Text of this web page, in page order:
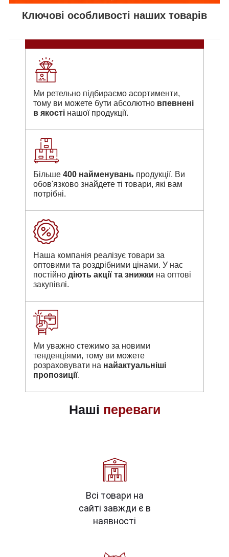
Ключові особливості наших товарів
Ми ретельно підбираємо асортименти,
тому ви можете бути абсолютно впевнені
в якості нашої продукції.
Більше 400 найменувань продукції. Ви
обов'язково знайдете ті товари, які вам
потрібні.
Наша компанія реалізує товари за
оптовими та роздрібними цінами. У нас
постійно діють акції та знижки на оптові
закупівлі.
Ми уважно стежимо за новими
тенденціями, тому ви можете
розраховувати на найактуальніші
пропозиції.
Наші переваги
Всі товари на
сайті завжди є в
наявності